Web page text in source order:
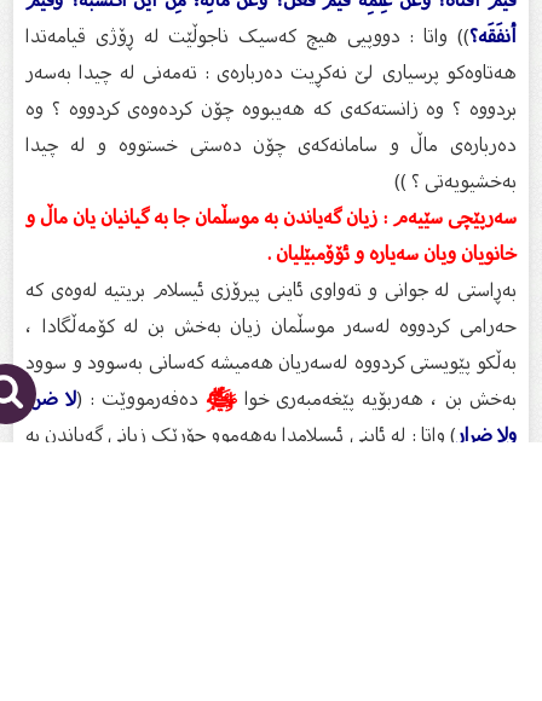
أنفَقَه؟)) واتا : دووپیی هیچ کەسیک ناجوڵێت لە ڕۆژی قیامەتدا
هەتاوەکو پرسیاری لێ نەکڕیت دەربارەی : تەمەنی لە چیدا بەسەر
بردووە ؟ وە زانستەکەی کە هەیبووە چۆن کردەوەی کردووە ؟ وە
دەربارەی ماڵ و سامانەکەی چۆن دەستی خستووە و لە چیدا
بەخشیویەتی ؟ ))
سەرپێچی سێیەم : زیان گەیاندن بە موسڵمان جا بە گیانیان یان ماڵ و
خانویان ویان سەیارە و ئۆۆمبێلیان .
بەڕاستی لە جوانی و تەواوی ئاینی پیرۆزی ئیسلام بریتیە لەوەی کە
حەرامی کردووە لەسەر موسڵمان زیان بەخش بن لە کۆمەڵگادا ،
بەڵکو پێویستی کردووە لەسەریان هەمیشە کەسانی بەسوود و سوود
بەخش بن ، هەربۆیە پێغەمبەری خواﷺدەفەرمووێت : ( لا ضرر
ولا ضرار) واتا : لە ئاینی ئیسلامدا بەهەموو جۆرێک زیانی گەیاندن بە